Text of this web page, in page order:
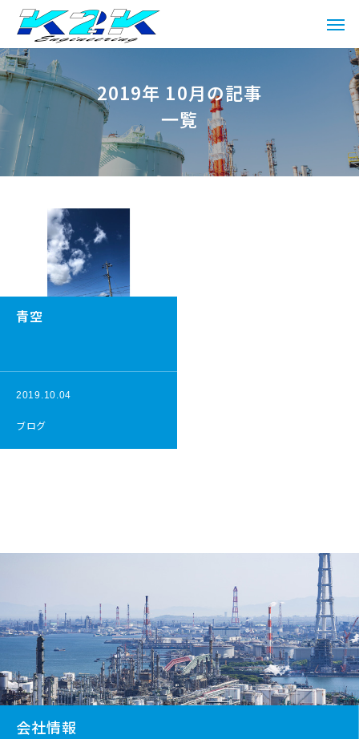
2019年 10月の記事
一覧
青空
2019.10.04
ブログ
会社情報